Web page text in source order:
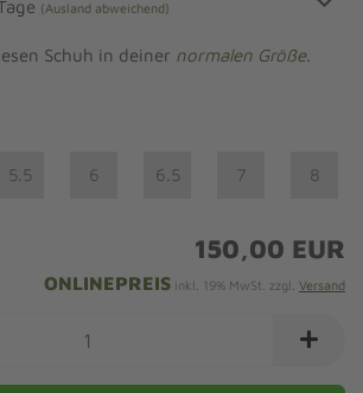
(Ausland abweichend)
Schuh in deiner normalen Größe.
5.5 6 6.5 7 8
150,00 EUR
ONLINEPREIS inkl. 19% MwSt. zzgl. Versand